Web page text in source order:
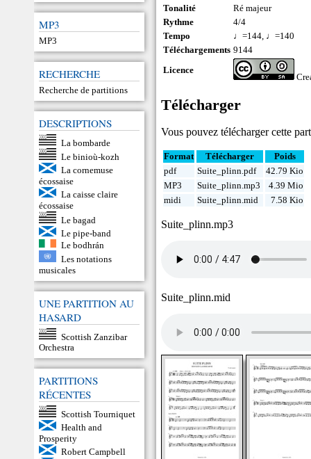
MP3
MP3
RECHERCHE
Recherche de partitions
DESCRIPTIONS
La bombarde
Le binioù-kozh
La cornemuse
écossaise
La caisse claire
écossaise
Le bagad
Le pipe-band
Le bodhrán
Les notations
musicales
UNE PARTITION AU
HASARD
Scottish Zanzibar
Orchestra
PARTITIONS
RÉCENTES
Scottish Tourniquet
Health and
Prosperity
Robert Campbell
Tonalité
Ré majeur
Rythme
4/4
Tempo
♩=144, ♩=140
Téléchargements 9144
Licence
Télécharger
Vous pouvez télécharger cette
Format Télécharger
Poids
pdf
Suite_plinn.pdf
42.79 Kio
MP3
Suite_plinn.mp3
4.39 Mio
midi
Suite_plinn.mid 7.58 Kio
Suite_plinn.mp3
Suite_plinn.mid